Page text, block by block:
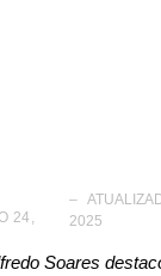
24,
–
2025
Soares